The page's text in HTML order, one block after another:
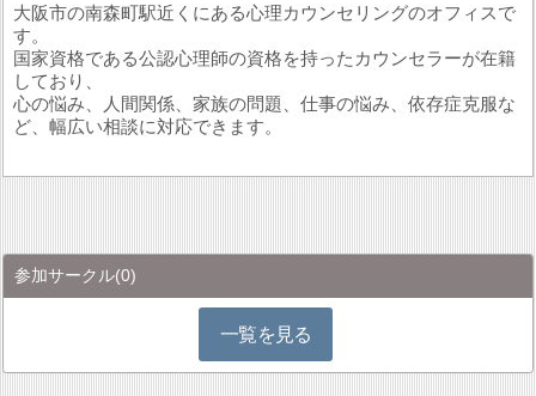
大阪市の南森町駅近くにある心理カウンセリングのオフィスで
す。
国家資格である公認心理師の資格を持ったカウンセラーが在籍
しており、
心の悩み、人間関係、家族の問題、仕事の悩み、依存症克服な
ど、幅広い相談に対応できます。
参加サークル(0)
一覧を見る